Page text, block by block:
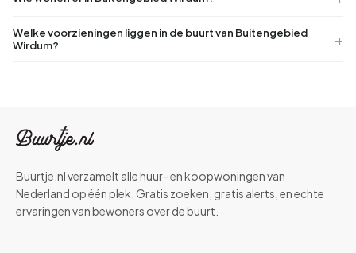
Welke voorzieningen liggen in de buurt van Buitengebied
Wirdum?
Buurtje.nl verzamelt alle huur- en koopwoningen van
Nederland op één plek. Gratis zoeken, gratis alerts, en echte
ervaringen van bewoners over de buurt.